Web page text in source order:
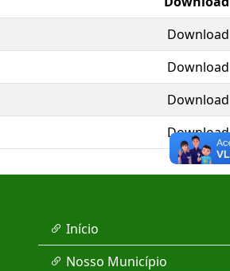
Download
Download
Download
Download
Início
Nosso Município